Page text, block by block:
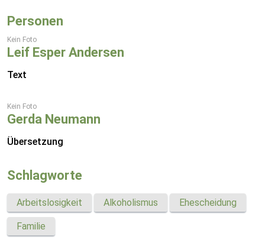
Personen
Kein Foto
Leif Esper Andersen
Text
Kein Foto
Gerda Neumann
Übersetzung
Schlagworte
Arbeitslosigkeit Alkoholismus Ehescheidung
Familie